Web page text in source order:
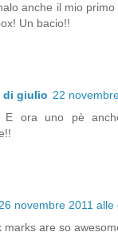
anche il mio
Un bacio!!
di giulio 22
E ora uno pè
26 novembre 2011 alle
are so